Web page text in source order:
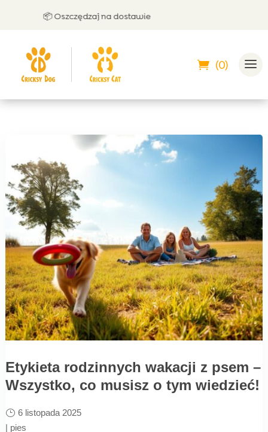
📦 Oszczędzaj na dostawie
(0)
Etykieta rodzinnych wakacji z psem –
Wszystko, co musisz o tym wiedzieć!
6 listopada 2025
| pies